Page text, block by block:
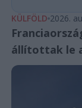
KÜLFÖLD 2026.
állítottak le